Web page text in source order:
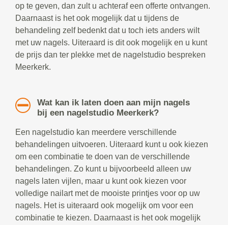
op te geven, dan zult u achteraf een offerte ontvangen.
Daarnaast is het ook mogelijk dat u tijdens de
behandeling zelf bedenkt dat u toch iets anders wilt
met uw nagels. Uiteraard is dit ook mogelijk en u kunt
de prijs dan ter plekke met de nagelstudio bespreken
Meerkerk.
Wat kan ik laten doen aan mijn nagels
bij een nagelstudio Meerkerk?
Een nagelstudio kan meerdere verschillende
behandelingen uitvoeren. Uiteraard kunt u ook kiezen
om een combinatie te doen van de verschillende
behandelingen. Zo kunt u bijvoorbeeld alleen uw
nagels laten vijlen, maar u kunt ook kiezen voor
volledige nailart met de mooiste printjes voor op uw
nagels. Het is uiteraard ook mogelijk om voor een
combinatie te kiezen. Daarnaast is het ook mogelijk